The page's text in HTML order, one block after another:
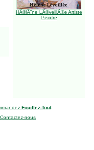
HÃ©lÃ¨ne LÃ©veillÃ©e Artiste
Peintre
Fouillez-Tout
Contactez-nous